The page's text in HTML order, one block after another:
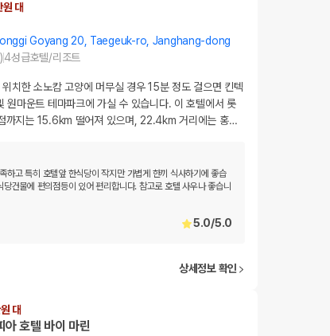
대
Goyang 20, Taegeuk-ro, Janghang-dong
)4성급호텔/리조트
위치한 소노캄 고양에 머무실 경우 15분 정도 걸으면 킨텍
원마운트 테마파크에 가실 수 있습니다. 이 호텔에서 롯
까지는 15.6km 떨어져 있으며, 22.4km 거리에는 홍…
하고 특히 호텔앞 한식당이 작지만 가볍게 한끼 식사하기에 좋습
당건물에 편의점등이 있어 편리합니다. 참고로 호텔 사우나 좋습니
5.0/5.0
상세정보 확인
대
아 호텔 바이 마린